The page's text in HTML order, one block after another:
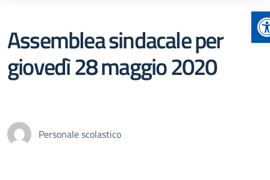
Assemblea sindacale per
giovedì 28 maggio 2020
Personale scolastico